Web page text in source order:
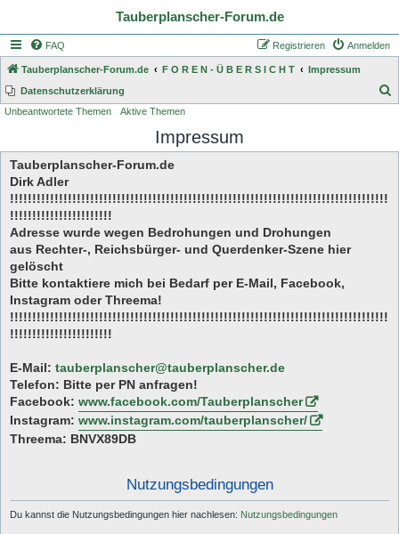
Tauberplanscher-Forum.de
FAQ Anmelden
Registrieren
Tauberplanscher-Forum.de F O R E N - Ü B E R S I C H T
Impressum
Datenschutzerklärung
h
Unbeantwortete Themen Aktive Themen
Impressum
Tauberplanscher-Forum.de
Dirk Adler
!!!!!!!!!!!!!!!!!!!!!!!!!!!!!!!!!!!!!!!!!!!!!!!!!!!!!!!!!!!!!!!!!!!!!!!!!!!!!!!!!!!!!
!!!!!!!!!!!!!!!!!!!!!!!
Adresse wurde wegen Bedrohungen und Drohungen
aus Rechter-, Reichsbürger- und Querdenker-Szene hier
gelöscht
Bitte kontaktiere mich bei Bedarf per E-Mail, Facebook,
Instagram oder Threema!
!!!!!!!!!!!!!!!!!!!!!!!!!!!!!!!!!!!!!!!!!!!!!!!!!!!!!!!!!!!!!!!!!!!!!!!!!!!!!!!!!!!!!
!!!!!!!!!!!!!!!!!!!!!!!
E-Mail: tauberplanscher@tauberplanscher.de
Telefon: Bitte per PN anfragen!
Facebook: www.facebook.com/Tauberplanscher
Instagram: www.instagram.com/tauberplanscher/
Threema: BNVX89DB
Nutzungsbedingungen
Du kannst die Nutzungsbedingungen hier nachlesen: Nutzungsbedingungen